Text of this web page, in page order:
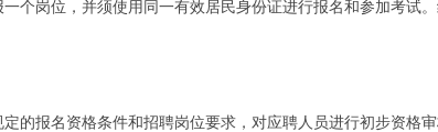
个岗位，并须使用同一有效居民身份证进行报名和参加考试
的报名资格条件和招聘岗位要求，对应聘人员进行初步资格